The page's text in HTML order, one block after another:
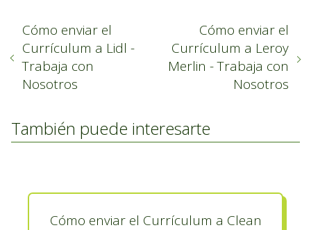
Cómo enviar el
Currículum a Lidl -
Trabaja con
Nosotros
Cómo enviar el
Currículum a Leroy
Merlin - Trabaja con
Nosotros
También puede interesarte
Cómo enviar el Currículum a Clean